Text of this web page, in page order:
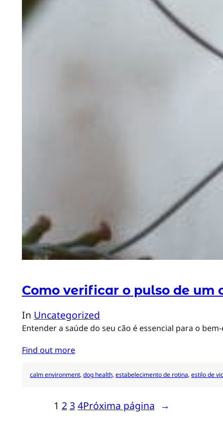
Como verificar o pulso de um
In Uncategorized
Entender a saúde do seu cão é essencial para o
Find out more
calm environment, dog health, estabelecimento de rotina, estilo de
1 2 3 4Próxima página →